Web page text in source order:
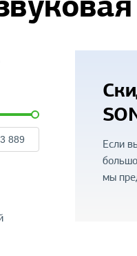
Если
мы